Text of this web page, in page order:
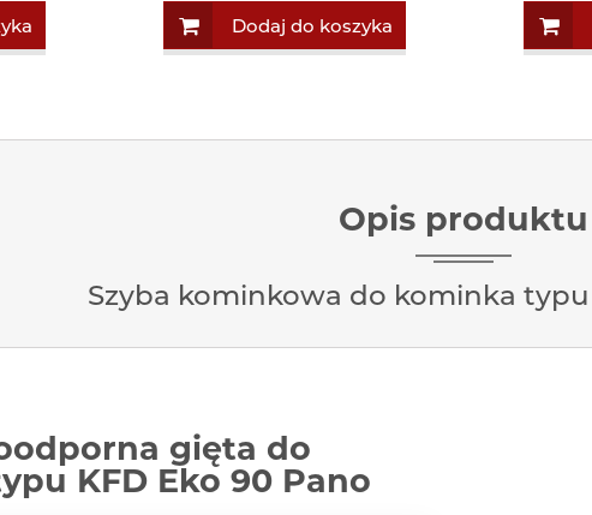
Dodaj do koszyka
Opis produktu
Szyba kominkowa do kominka typu
gięta do
KFD Eko 90 Pano